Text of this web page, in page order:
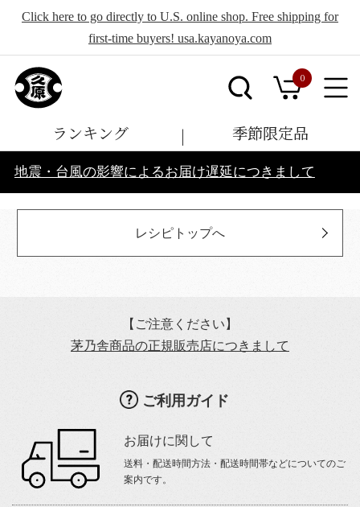
Click here to go directly to U.S. online shop. Free shipping for
first-time buyers! usa.kayanoya.com
0
ランキング 季節限定品
地震・台風の影響によるお届け遅延につきまして
レシピトップへ
【ご注意ください】
茅乃舎商品の正規販売店につきまして
ご利用ガイド
お届けに関して
送料・配送時間方法・配送時間帯などについてのご
案内です。